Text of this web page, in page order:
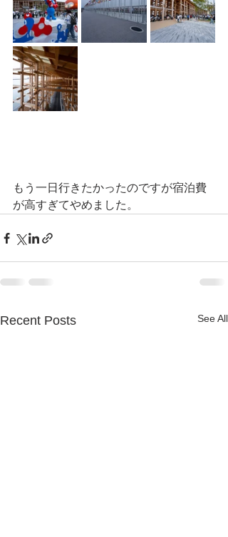
もう一日行きたかったのですが宿泊費
が高すぎてやめました。
Recent Posts See All